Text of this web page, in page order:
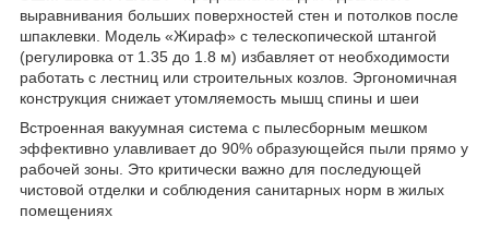
выравнивания больших поверхностей стен и потолков после
шпаклевки. Модель «Жираф» с телескопической штангой
(регулировка от 1.35 до 1.8 м) избавляет от необходимости
работать с лестниц или строительных козлов. Эргономичная
конструкция снижает утомляемость мышц спины и шеи
Встроенная вакуумная система с пылесборным мешком
эффективно улавливает до 90% образующейся пыли прямо у
рабочей зоны. Это критически важно для последующей
чистовой отделки и соблюдения санитарных норм в жилых
помещениях